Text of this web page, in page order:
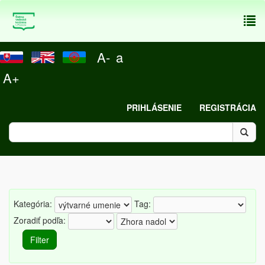
A- a
A+
PRIHLÁSENIE REGISTRÁCIA
Kategória:
Tag:
Zoradiť podľa: